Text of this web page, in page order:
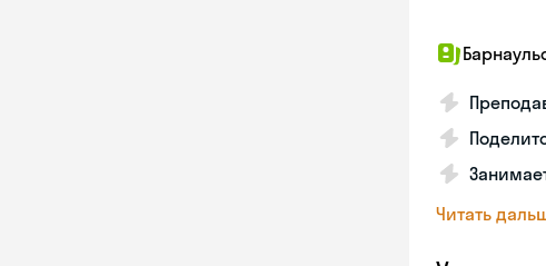
Читать